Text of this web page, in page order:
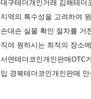
대구테더개인거래 김해테
지역의 특수성을 고려하여
손대손 실물 확인 절차를 거
직여 원하시는 최적의 장소
서면테더코인개인판매OTC
입 경북테더코인개인판매